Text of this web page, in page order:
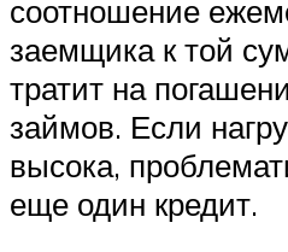
соотношение
заемщика к той
тратит на
займов. Если
высока,
еще один кредит.